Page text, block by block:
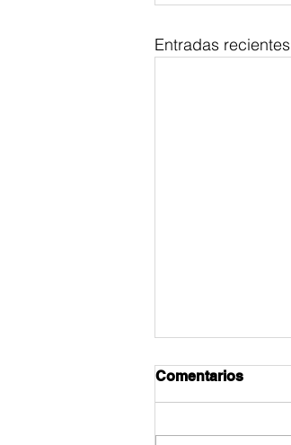
Entradas recientes
Comentarios